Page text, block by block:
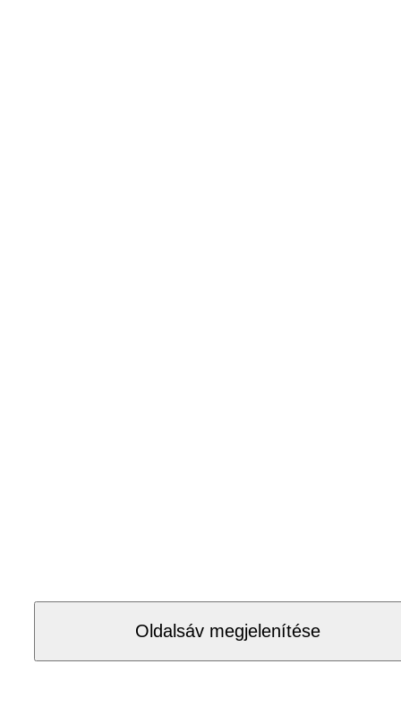
Oldalsáv megjelenítése